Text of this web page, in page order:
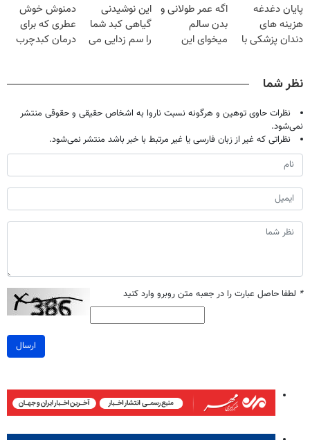
میلیون تومان!!!
پایان دغدغه
هزینه های
دندان پزشکی با
اگه عمر طولانی و
بدن سالم
میخوای این
این نوشیدنی
گیاهی کبد شما
را سم زدایی می
دمنوش خوش
عطری که برای
درمان کبدچرب
نظر شما
نظرات حاوی توهین و هرگونه نسبت ناروا به اشخاص حقیقی و حقوقی منتشر
نمی‌شود.
نظراتی که غیر از زبان فارسی یا غیر مرتبط با خبر باشد منتشر نمی‌شود.
* لطفا حاصل عبارت را در جعبه متن روبرو وارد کنید
ارسال